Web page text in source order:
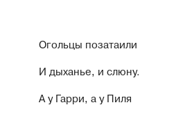
Огольцы позатаили
И дыханье, и слюну.
А у Гарри, а у Пиля